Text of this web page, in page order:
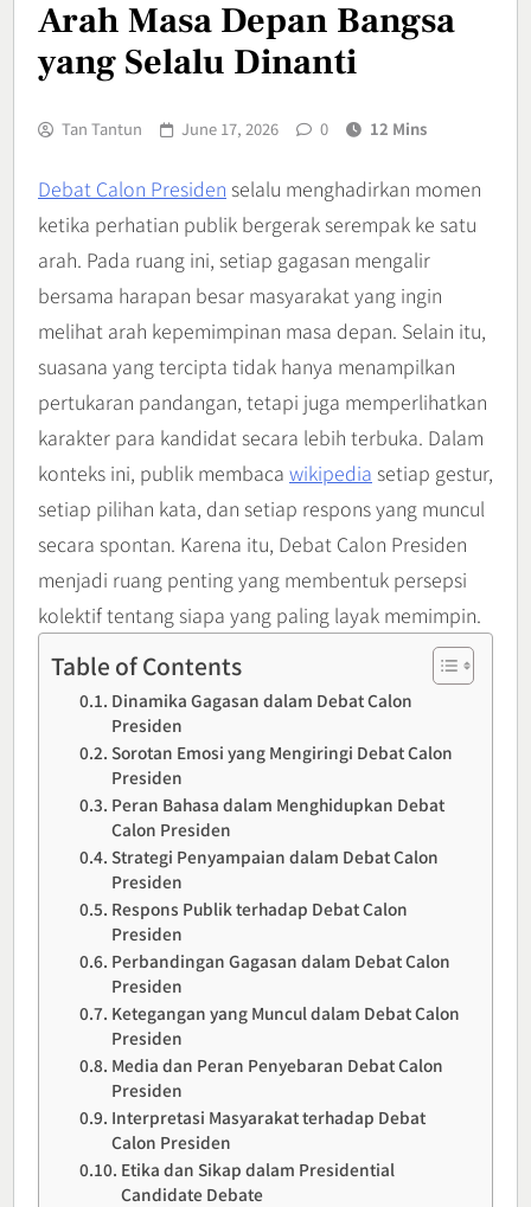
Arah Masa Depan Bangsa
yang Selalu Dinanti
Tan Tantun June 17, 2026 0 12 Mins
Debat Calon Presiden selalu menghadirkan momen
ketika perhatian publik bergerak serempak ke satu
arah. Pada ruang ini, setiap gagasan mengalir
bersama harapan besar masyarakat yang ingin
melihat arah kepemimpinan masa depan. Selain itu,
suasana yang tercipta tidak hanya menampilkan
pertukaran pandangan, tetapi juga memperlihatkan
karakter para kandidat secara lebih terbuka. Dalam
konteks ini, publik membaca wikipedia setiap gestur,
setiap pilihan kata, dan setiap respons yang muncul
secara spontan. Karena itu, Debat Calon Presiden
menjadi ruang penting yang membentuk persepsi
kolektif tentang siapa yang paling layak memimpin.
Table of Contents
Dinamika Gagasan dalam Debat Calon
Presiden
Sorotan Emosi yang Mengiringi Debat Calon
Presiden
Peran Bahasa dalam Menghidupkan Debat
Calon Presiden
Strategi Penyampaian dalam Debat Calon
Presiden
Respons Publik terhadap Debat Calon
Presiden
Perbandingan Gagasan dalam Debat Calon
Presiden
Ketegangan yang Muncul dalam Debat Calon
Presiden
Media dan Peran Penyebaran Debat Calon
Presiden
Interpretasi Masyarakat terhadap Debat
Calon Presiden
Etika dan Sikap dalam Presidential
Candidate Debate